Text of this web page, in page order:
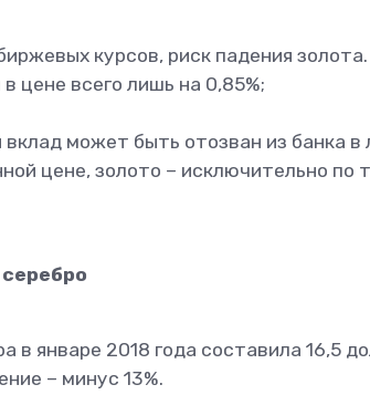
курсов, риск падения
цене всего лишь на 0,85%;
вклад может быть отозван из банка
цене, золото – исключительно по
в январе 2018 года составила 16,5
– минус 13%.